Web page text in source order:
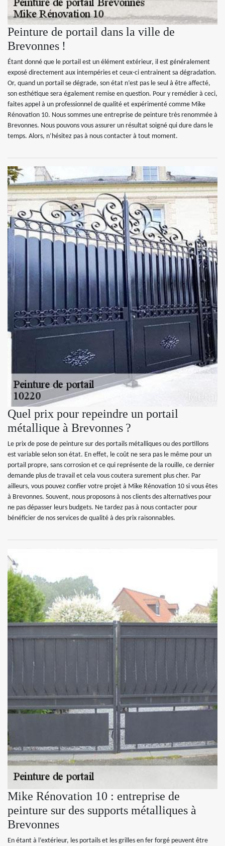
Peinture de portail dans la ville de
Brevonnes !
Étant donné que le portail est un élément extérieur, il est généralement
exposé directement aux intempéries et ceux-ci entrainent sa dégradation.
Or, quand un portail se dégrade, son état n’est pas le seul à être affecté,
son esthétique sera également remise en question. Pour y remédier à ceci,
faites appel à un professionnel de qualité et expérimenté comme Mike
Rénovation 10. Nous sommes une entreprise de peinture très renommée à
Brevonnes. Nous pouvons vous assurer un résultat soigné qui dure dans le
temps. Alors, n’hésitez pas à nous contacter à tout moment.
Quel prix pour repeindre un portail
métallique à Brevonnes ?
Le prix de pose de peinture sur des portails métalliques ou des portillons
est variable selon son état. En effet, le coût ne sera pas le même pour un
portail propre, sans corrosion et ce qui représente de la rouille, ce dernier
demande plus de travail et cela vous coutera surement plus cher. Par
ailleurs, vous pouvez confier votre projet à Mike Rénovation 10 si vous êtes
à Brevonnes. Souvent, nous proposons à nos clients des alternatives pour
ne pas dépasser leurs budgets. Ne tardez pas à nous contacter pour
bénéficier de nos services de qualité à des prix raisonnables.
Mike Rénovation 10 : entreprise de
peinture sur des supports métalliques à
Brevonnes
En étant à l’extérieur, les portails et les grilles en fer forgé peuvent être